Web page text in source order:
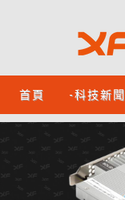
首頁 -科技新